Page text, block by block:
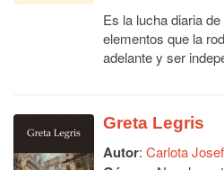
Es la lucha diaria
elementos que la
adelante y ser
Greta Legris
Autor: Carlota